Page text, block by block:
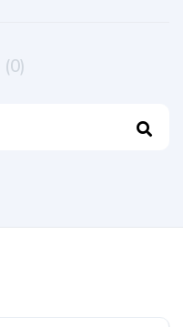
(0)